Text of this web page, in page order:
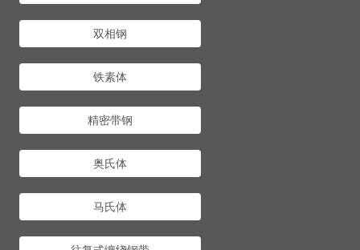
双相钢
铁素体
精密带钢
奥氏体
马氏体